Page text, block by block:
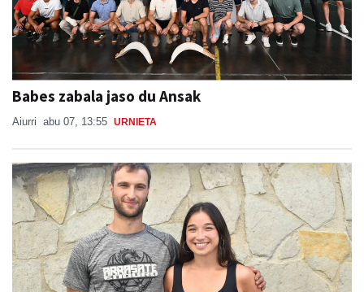
Babes zabala jaso du Ansak
Aiurri abu 07, 13:55 URNIETA